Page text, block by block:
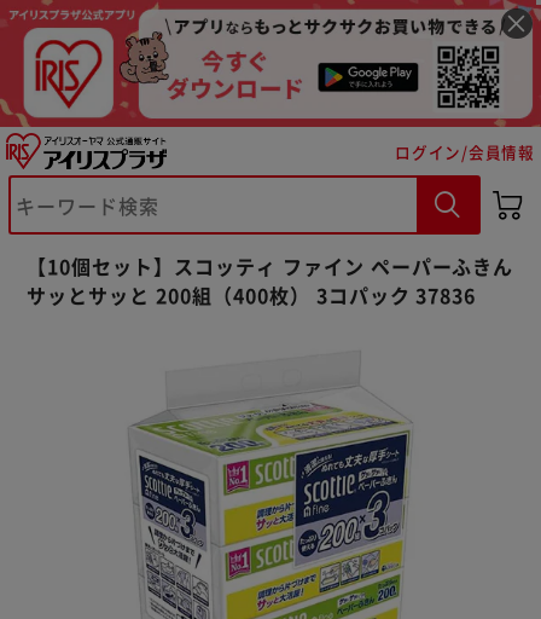
ログイン/会員情報
【10個セット】スコッティ ファイン ペーパーふきん
サッとサッと 200組（400枚） 3コパック 37836
※ご確認ください